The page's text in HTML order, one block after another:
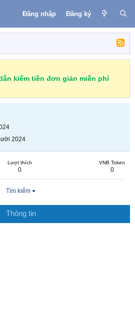
Đăng nhập Đăng ký
kiếm tiền đơn giản miễn phí
2024
Lượt thích
0
VNB Token
0
Tìm kiếm
Thông tin